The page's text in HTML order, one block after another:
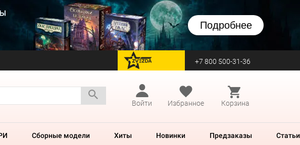
Подробнее
перейти на Zvezda +7 800 500-31-36
Войти
Избранное Корзина
Сборные модели Хиты Новинки Предзаказы Статьи